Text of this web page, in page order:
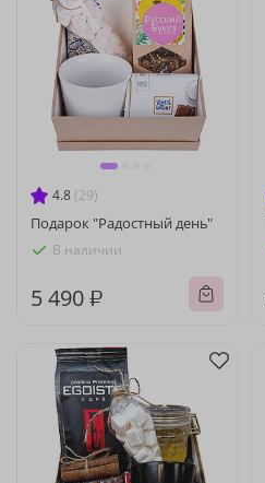
4.8 (29)
Подарок "Радостный день"
В наличии
5 490 ₽